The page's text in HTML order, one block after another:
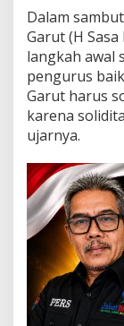
Dalam
Garut (H
langkah awal
pengurus
Garut harus
karena
ujarnya.